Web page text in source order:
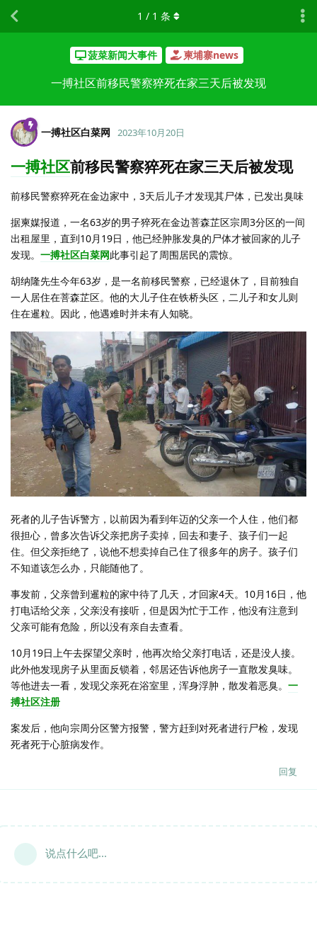
菠菜新闻大事件 柬埔寨news
一搏社区前移民警察猝死在家三天后被发现
1 / 1 条
一搏社区白菜网 2023年10月20日
一搏社区前移民警察猝死在家三天后被发现
前移民警察猝死在金边家中，3天后儿子才发现其尸体，已发出臭味
据柬媒报道，一名63岁的男子猝死在金边菩森芷区宗周3分区的一间
出租屋里，直到10月19日，他已经肿胀发臭的尸体才被回家的儿子
发现。 一搏社区白菜网此事引起了周围居民的震惊。
胡纳隆先生今年63岁，是一名前移民警察，已经退休了，目前独自
一人居住在菩森芷区。他的大儿子住在铁桥头区，二儿子和女儿则
住在暹粒。因此，他遇难时并未有人知晓。
死者的儿子告诉警方，以前因为看到年迈的父亲一个人住，他们都
很担心，曾多次告诉父亲把房子卖掉，回去和妻子、孩子们一起
住。但父亲拒绝了，说他不想卖掉自己住了很多年的房子。孩子们
不知道该怎么办，只能随他了。
事发前，父亲曾到暹粒的家中待了几天，才回家4天。10月16日，他
打电话给父亲，父亲没有接听，但是因为忙于工作，他没有注意到
父亲可能有危险，所以没有亲自去查看。
10月19日上午去探望父亲时，他再次给父亲打电话，还是没人接。
此外他发现房子从里面反锁着，邻居还告诉他房子一直散发臭味。
等他进去一看，发现父亲死在浴室里，浑身浮肿，散发着恶臭。 一
搏社区注册
案发后，他向宗周分区警方报警，警方赶到对死者进行尸检，发现
死者死于心脏病发作。
回复
说点什么吧...